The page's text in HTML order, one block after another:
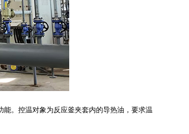
。控温对象为反应釜夹套内的导热油，要求温